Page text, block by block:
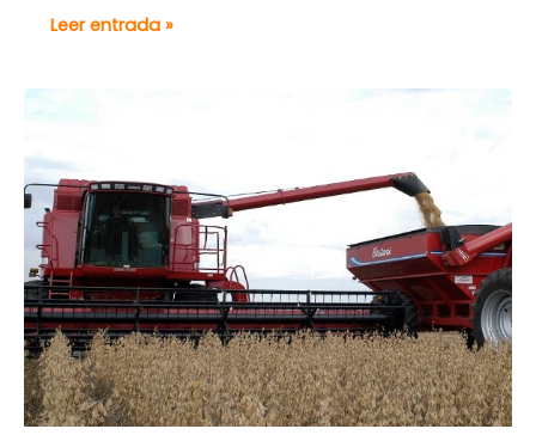
«Las
regresivo
e
injusto,
que
debe
ser
eliminado»
Leer entrada »